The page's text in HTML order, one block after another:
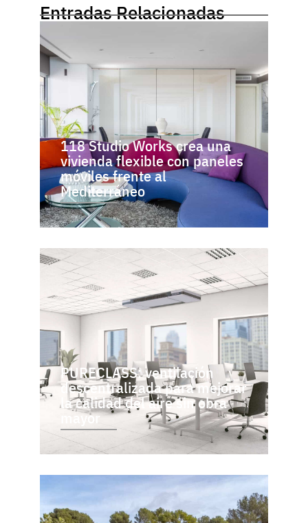
Entradas Relacionadas
118 Studio Works crea una
vivienda flexible con paneles
móviles frente al
Mediterráneo
PURECLASS: ventilación
descentralizada para mejorar
la calidad del aire sin obra
mayor